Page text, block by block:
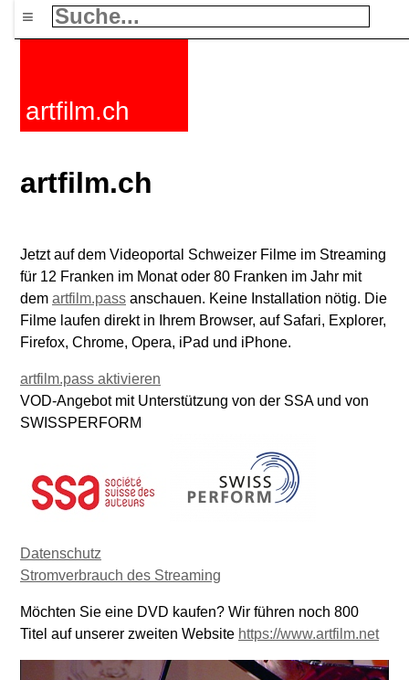
≡
artfilm.ch
artfilm.ch
Jetzt auf dem Videoportal Schweizer Filme im Streaming
für 12 Franken im Monat oder 80 Franken im Jahr mit
dem artfilm.pass anschauen. Keine Installation nötig. Die
Filme laufen direkt in Ihrem Browser, auf Safari, Explorer,
Firefox, Chrome, Opera, iPad und iPhone.
artfilm.pass aktivieren
VOD-Angebot mit Unterstützung von der SSA und von
SWISSPERFORM
Datenschutz
Stromverbrauch des Streaming
Möchten Sie eine DVD kaufen? Wir führen noch 800
Titel auf unserer zweiten Website https://www.artfilm.net